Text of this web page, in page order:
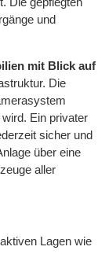
und
mit Blick auf
Die
Ein privater
sicher und
über eine
aller
Lagen wie